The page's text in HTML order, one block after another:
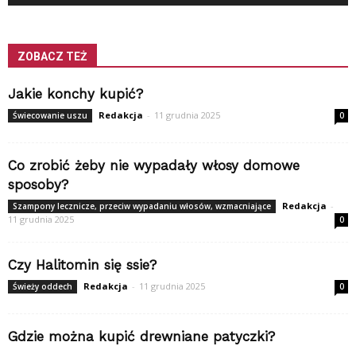
ZOBACZ TEŻ
Jakie konchy kupić?
Świecowanie uszu Redakcja - 11 grudnia 2025 0
Co zrobić żeby nie wypadały włosy domowe
sposoby?
Szampony lecznicze, przeciw wypadaniu włosów, wzmacniające Redakcja -
11 grudnia 2025
0
Czy Halitomin się ssie?
Świeży oddech Redakcja - 11 grudnia 2025 0
Gdzie można kupić drewniane patyczki?